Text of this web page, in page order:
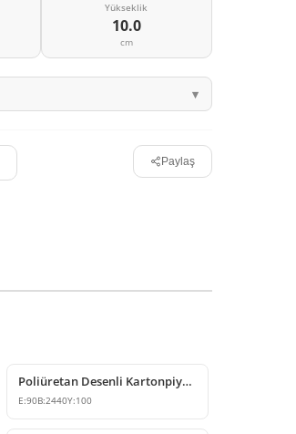
Yükseklik
10.0
cm
Paylaş
Poliüretan Desenli Kartonpiyer Modeli
E:90B:2440Y:100